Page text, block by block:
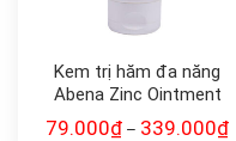
Kem trị hăm đa năng
Abena Zinc Ointment
79.000₫ – 339.000₫